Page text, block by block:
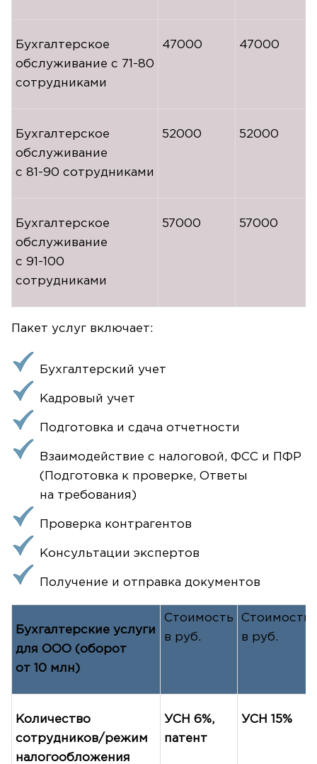
Бухгалтерское
обслуживание с 71-80
сотрудниками
47000 47000
Бухгалтерское
обслуживание
с 81-90 сотрудниками
52000 52000
Бухгалтерское
обслуживание
с 91-100
сотрудниками
57000 57000
Пакет услуг включает:
Бухгалтерский учет
Кадровый учет
Подготовка и сдача отчетности
Взаимодействие с налоговой, ФСС и ПФР
(Подготовка к проверке, Ответы
на требования)
Проверка контрагентов
Консультации экспертов
Получение и отправка документов
Бухгалтерские услуги
для ООО (оборот
от 10 млн)
Стоимость
в руб.
Стоимость
в руб.
Количество
сотрудников/режим
налогообложения
УСН 6%,
патент
УСН 15%